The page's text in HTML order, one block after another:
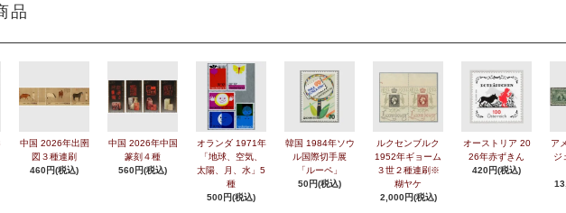
品
中国 2026年出圉
図３種連刷
460円(税込)
中国 2026年中国
篆刻４種
560円(税込)
オランダ 1971年
「地球、空気、
太陽、月、水」5
種
500円(税込)
韓国 1984年ソウ
ル国際切手展
「ルーペ」
50円(税込)
ルクセンブルク
1952年ギョーム
３世２種連刷※
糊ヤケ
2,000円(税込)
オーストリア 20
26年赤ずきん
420円(税込)
ア
ジ